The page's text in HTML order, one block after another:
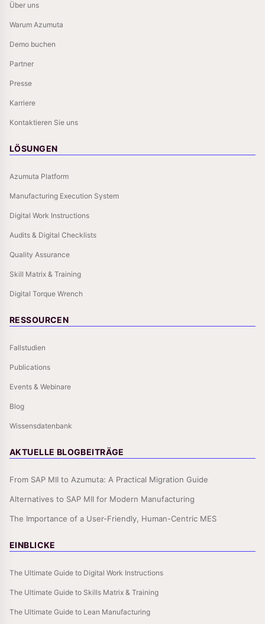
Über uns
Warum Azumuta
Demo buchen
Partner
Presse
Karriere
Kontaktieren Sie uns
LÖSUNGEN
Azumuta Platform
Manufacturing Execution System
Digital Work Instructions
Audits & Digital Checklists
Quality Assurance
Skill Matrix & Training
Digital Torque Wrench
RESSOURCEN
Fallstudien
Publications
Events & Webinare
Blog
Wissensdatenbank
AKTUELLE BLOGBEITRÄGE
From SAP MII to Azumuta: A Practical Migration Guide
Alternatives to SAP MII for Modern Manufacturing
The Importance of a User-Friendly, Human-Centric MES
EINBLICKE
The Ultimate Guide to Digital Work Instructions
The Ultimate Guide to Skills Matrix & Training
The Ultimate Guide to Lean Manufacturing